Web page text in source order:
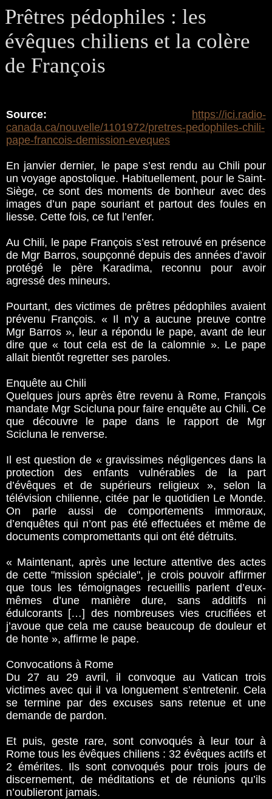
Prêtres pédophiles : les
évêques chiliens et la colère
de François
Source:
https://ici.radio-
canada.ca/nouvelle/1101972/pretres-pedophiles-chili-
pape-francois-demission-eveques
En janvier dernier, le pape s’est rendu au Chili pour
un voyage apostolique. Habituellement, pour le Saint-
Siège, ce sont des moments de bonheur avec des
images d’un pape souriant et partout des foules en
liesse. Cette fois, ce fut l’enfer.
Au Chili, le pape François s’est retrouvé en présence
de Mgr Barros, soupçonné depuis des années d’avoir
protégé le père Karadima, reconnu pour avoir
agressé des mineurs.
Pourtant, des victimes de prêtres pédophiles avaient
prévenu François. « Il n’y a aucune preuve contre
Mgr Barros », leur a répondu le pape, avant de leur
dire que « tout cela est de la calomnie ». Le pape
allait bientôt regretter ses paroles.
Enquête au Chili
Quelques jours après être revenu à Rome, François
mandate Mgr Scicluna pour faire enquête au Chili. Ce
que découvre le pape dans le rapport de Mgr
Scicluna le renverse.
Il est question de « gravissimes négligences dans la
protection des enfants vulnérables de la part
d’évêques et de supérieurs religieux », selon la
télévision chilienne, citée par le quotidien Le Monde.
On parle aussi de comportements immoraux,
d’enquêtes qui n’ont pas été effectuées et même de
documents compromettants qui ont été détruits.
« Maintenant, après une lecture attentive des actes
de cette "mission spéciale", je crois pouvoir affirmer
que tous les témoignages recueillis parlent d’eux-
mêmes d’une manière dure, sans additifs ni
édulcorants […] des nombreuses vies crucifiées et
j’avoue que cela me cause beaucoup de douleur et
de honte », affirme le pape.
Convocations à Rome
Du 27 au 29 avril, il convoque au Vatican trois
victimes avec qui il va longuement s’entretenir. Cela
se termine par des excuses sans retenue et une
demande de pardon.
Et puis, geste rare, sont convoqués à leur tour à
Rome tous les évêques chiliens : 32 évêques actifs et
2 émérites. Ils sont convoqués pour trois jours de
discernement, de méditations et de réunions qu’ils
n’oublieront jamais.